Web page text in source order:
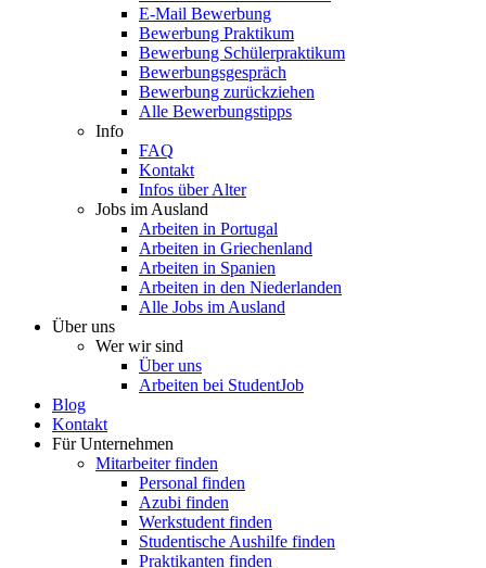
E-Mail Bewerbung
Bewerbung Praktikum
Bewerbung Schülerpraktikum
Bewerbungsgespräch
Bewerbung zurückziehen
Alle Bewerbungstipps
Info
FAQ
Kontakt
Infos über Alter
Jobs im Ausland
Arbeiten in Portugal
Arbeiten in Griechenland
Arbeiten in Spanien
Arbeiten in den Niederlanden
Alle Jobs im Ausland
Über uns
Wer wir sind
Über uns
Arbeiten bei StudentJob
Blog
Kontakt
Für Unternehmen
Mitarbeiter finden
Personal finden
Azubi finden
Werkstudent finden
Studentische Aushilfe finden
Praktikanten finden